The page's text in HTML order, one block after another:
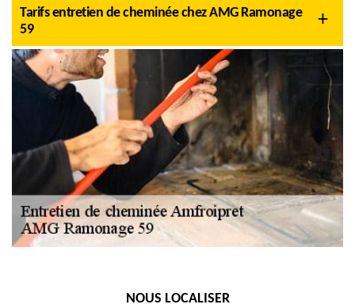
Tarifs entretien de cheminée chez AMG Ramonage
59
NOUS LOCALISER